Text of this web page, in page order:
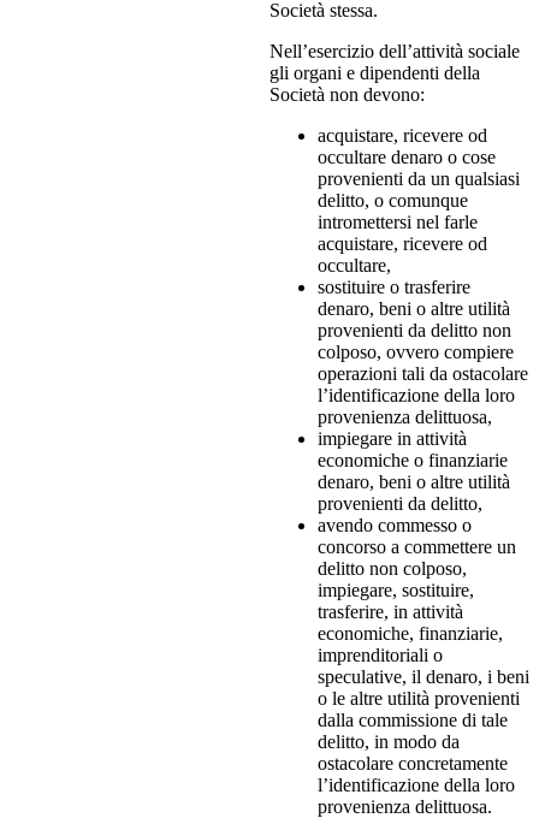
Società stessa.
Nell’esercizio dell’attività sociale
gli organi e dipendenti della
Società non devono:
acquistare, ricevere od
occultare denaro o cose
provenienti da un qualsiasi
delitto, o comunque
intromettersi nel farle
acquistare, ricevere od
occultare,
sostituire o trasferire
denaro, beni o altre utilità
provenienti da delitto non
colposo, ovvero compiere
operazioni tali da ostacolare
l’identificazione della loro
provenienza delittuosa,
impiegare in attività
economiche o finanziarie
denaro, beni o altre utilità
provenienti da delitto,
avendo commesso o
concorso a commettere un
delitto non colposo,
impiegare, sostituire,
trasferire, in attività
economiche, finanziarie,
imprenditoriali o
speculative, il denaro, i beni
o le altre utilità provenienti
dalla commissione di tale
delitto, in modo da
ostacolare concretamente
l’identificazione della loro
provenienza delittuosa.